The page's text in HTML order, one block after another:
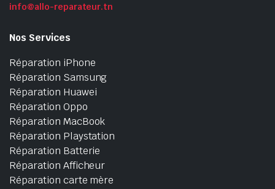
info@allo-reparateur.tn
Nos Services
Réparation iPhone
Réparation Samsung
Réparation Huawei
Réparation Oppo
Réparation MacBook
Réparation Playstation
Réparation Batterie
Réparation Afficheur
Réparation carte mère